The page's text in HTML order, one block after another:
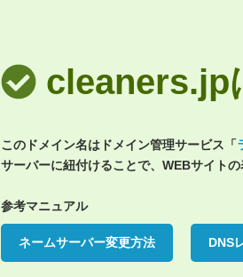
cleaners.jp
このドメイン名はドメイン管理サービス「
サーバーに紐付けることで、WEBサイト
参考マニュアル
ネームサーバー変更方法 DNS